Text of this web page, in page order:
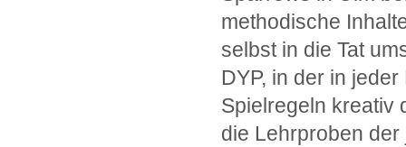
methodische
selbst in die Tat
DYP, in der in
Spielregeln kreativ
die Lehrproben